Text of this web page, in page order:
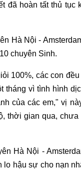
đã hoàn tất thủ
Hà Nội -
chuyên Sinh.
100%, các con
vì tình hình
của các em," vị
thời gian qua,
Hà Nội -
hậu sự cho nạn